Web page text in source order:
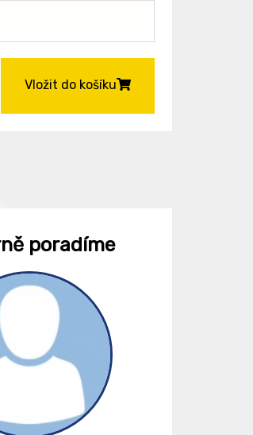
Vložit do košíku
poradíme